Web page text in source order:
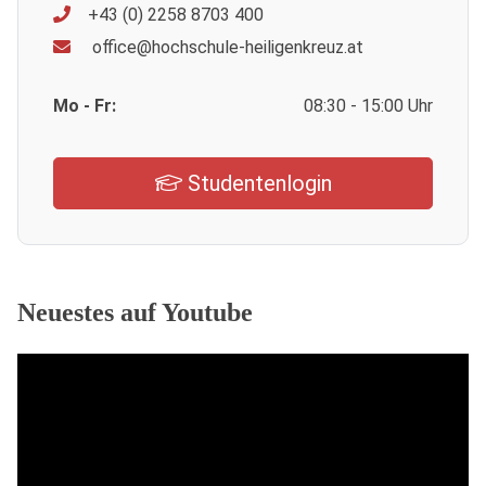
+43 (0) 2258 8703 400
office@hochschule-heiligenkreuz.at
Mo - Fr: 08:30 - 15:00 Uhr
Studentenlogin
Neuestes auf Youtube